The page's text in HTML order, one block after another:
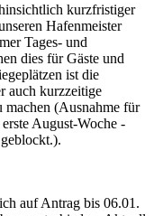
kurzfristiger
Hafenmeister
Tages- und
dies für Gäste und
ist die
auch kurzzeitige
machen (Ausnahme für
August-Woche -
auf Antrag bis 06.01.